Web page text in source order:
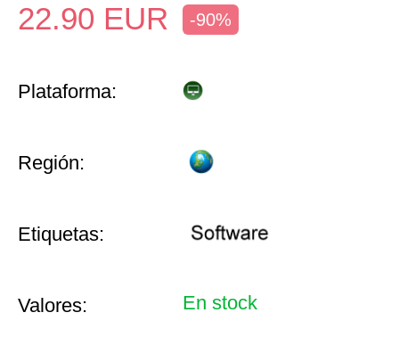
22.90 EUR -90%
Plataforma:
Región:
Etiquetas:
Valores: En stock